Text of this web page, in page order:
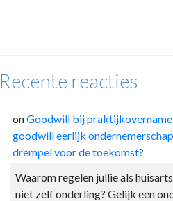
Recente reacties
onGoodwill bij praktijkovername
goodwill eerlijk
drempel voor de toekomst?
Waarom regelen jullie als
niet zelf onderling? Gelijk een